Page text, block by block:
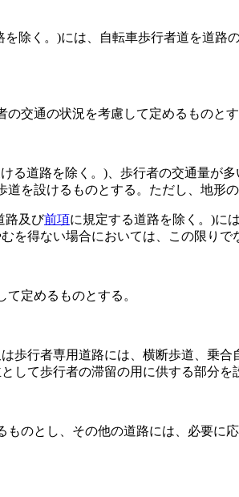
を除く。)には、自転車歩行者道を道路
交通の状況を考慮して定めるものとす
る道路を除く。) 、歩行者の交通量が
を設けるものとする。 ただし、地形
路及び前項に規定する道路を除く。)に
を得ない場合においては、この限りで
定めるものとする。
歩行者専用道路には、横断歩道、乗
して歩行者の滞留の用に供する部分を
のとし、その他の道路には、必要に